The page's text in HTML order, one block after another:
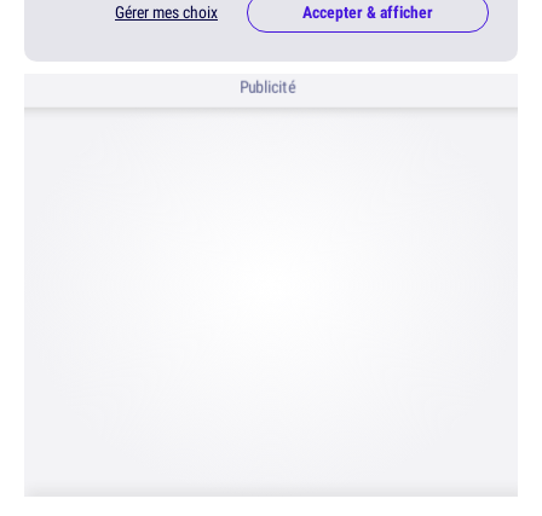
Gérer mes choix Accepter & afficher
Publicité